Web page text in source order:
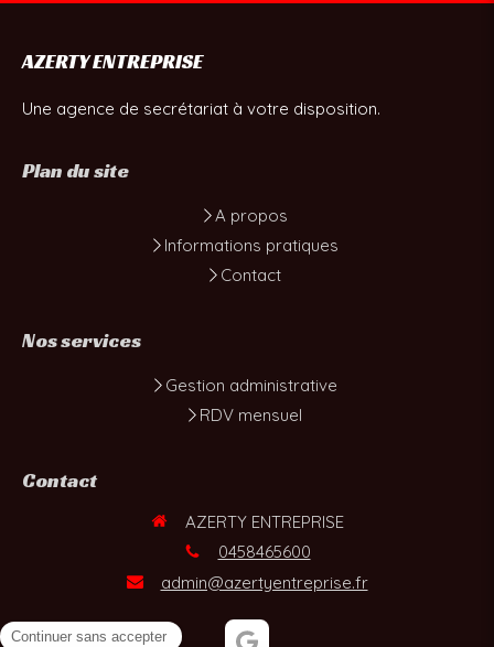
AZERTY ENTREPRISE
Une agence de secrétariat à votre disposition.
Plan du site
A propos
Informations pratiques
Contact
Nos services
Gestion administrative
RDV mensuel
Contact
AZERTY ENTREPRISE
0458465600
admin@azertyentreprise.fr